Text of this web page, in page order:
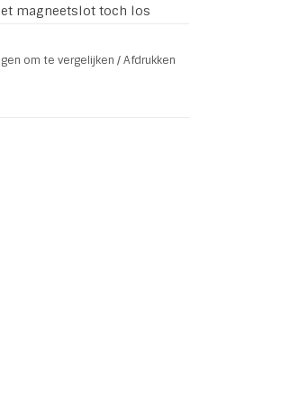
magneetslot toch los
om te vergelijken /Afdrukken